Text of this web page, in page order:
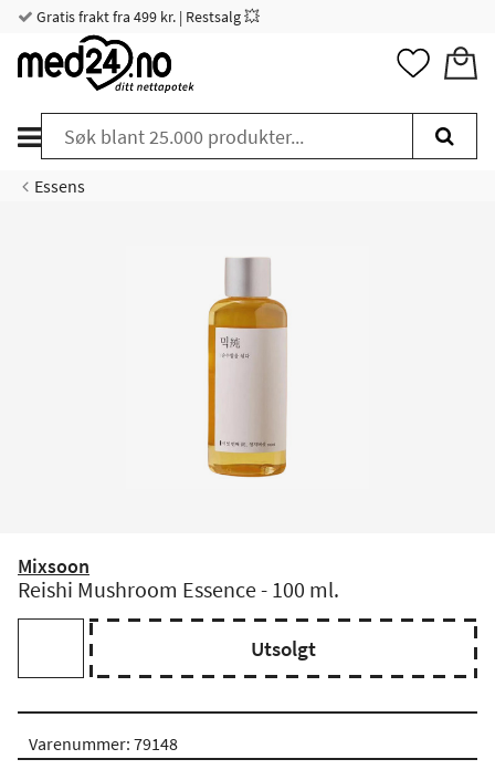
Gratis frakt fra 499 kr. | Restsalg 💥
Essens
Mixsoon
Reishi Mushroom Essence - 100 ml.
Utsolgt
Varenummer: 79148